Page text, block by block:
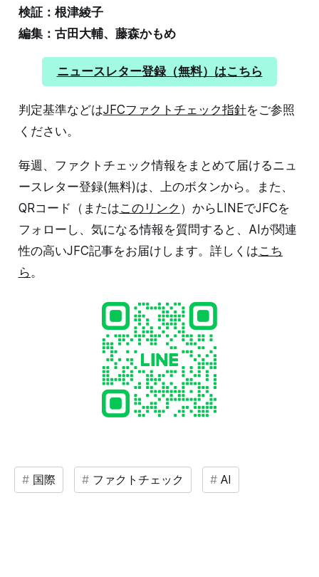
検証：根津綾子
編集：古田大輔、藤森かもめ
ニュースレター登録（無料）はこちら
判定基準などはJFCファクトチェック指針をご参照
ください。
毎週、ファクトチェック情報をまとめて届けるニュ
ースレター登録(無料)は、上のボタンから。また、
QRコード（またはこのリンク ）からLINEでJFCを
フォローし、気になる情報を質問すると、AIが関連
性の高いJFC記事をお届けします。詳しくはこち
ら。
国際 ファクトチェック AI